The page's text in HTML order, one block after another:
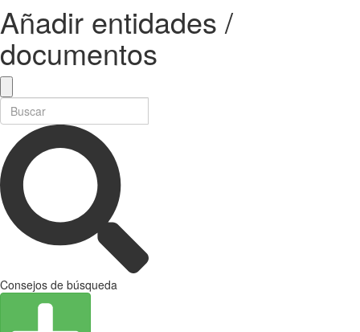
Añadir entidades /
documentos
Consejos de búsqueda